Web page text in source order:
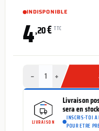
INDISPONIBLE
4,20€ TTC
− +
LIVRAISON
Livraison
sera en stock
INSCRIS-TOI A
POUR ETRE